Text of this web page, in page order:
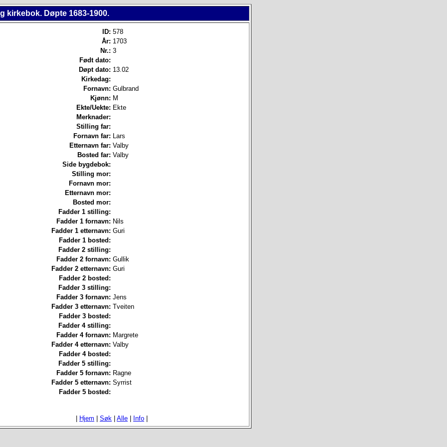
kirkebok. Døpte 1683-1900.
ID: 578
År: 1703
Nr.: 3
Født dato:
Døpt dato: 13.02
Kirkedag:
Fornavn: Gulbrand
Kjønn: M
Ekte/Uekte: Ekte
Merknader:
Stilling far:
Fornavn far: Lars
Etternavn far: Valby
Bosted far: Valby
Side bygdebok:
Stilling mor:
Fornavn mor:
Etternavn mor:
Bosted mor:
Fadder 1 stilling:
Fadder 1 fornavn: Nils
Fadder 1 etternavn: Guri
Fadder 1 bosted:
Fadder 2 stilling:
Fadder 2 fornavn: Gullik
Fadder 2 etternavn: Guri
Fadder 2 bosted:
Fadder 3 stilling:
Fadder 3 fornavn: Jens
Fadder 3 etternavn: Tveiten
Fadder 3 bosted:
Fadder 4 stilling:
Fadder 4 fornavn: Margrete
Fadder 4 etternavn: Valby
Fadder 4 bosted:
Fadder 5 stilling:
Fadder 5 fornavn: Ragne
Fadder 5 etternavn: Syrrist
Fadder 5 bosted:
Hjem Søk Alle Info